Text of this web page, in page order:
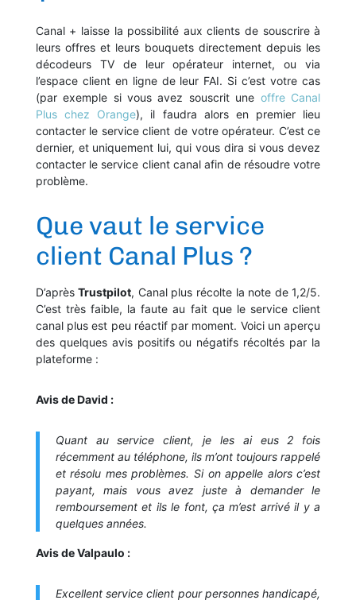
Canal + laisse la possibilité aux clients de souscrire à
leurs offres et leurs bouquets directement depuis les
décodeurs TV de leur opérateur internet, ou via
l’espace client en ligne de leur FAI. Si c’est votre cas
(par exemple si vous avez souscrit une offre Canal
Plus chez Orange), il faudra alors en premier lieu
contacter le service client de votre opérateur. C’est ce
dernier, et uniquement lui, qui vous dira si vous devez
contacter le service client canal afin de résoudre votre
problème.
Que vaut le service
client Canal Plus ?
D’aprèsTrustpilot, Canal plus récolte la note de 1,2/5.
C’est très faible, la faute au fait que le service client
canal plus est peu réactif par moment. Voici un aperçu
des quelques avis positifs ou négatifs récoltés par la
plateforme :
Avis de David :
Quant au service client, je les ai eus 2 fois
récemment au téléphone, ils m’ont toujours rappelé
et résolu mes problèmes. Si on appelle alors c’est
payant, mais vous avez juste à demander le
remboursement et ils le font, ça m’est arrivé il y a
quelques années.
Avis de Valpaulo :
Excellent service client pour personnes handicapé,